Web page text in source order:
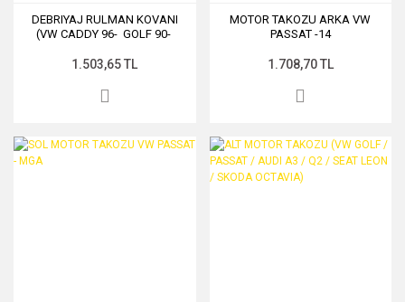
DEBRIYAJ RULMAN KOVANI
(VW CADDY 96- GOLF 90-
TRANSPORTER 95-)
1.503,65 TL
MOTOR TAKOZU ARKA VW
PASSAT -14
1.708,70 TL